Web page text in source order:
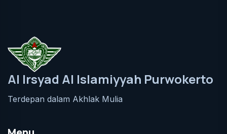
Al Irsyad Al Islamiyyah Purwokerto
Terdepan dalam Akhlak Mulia